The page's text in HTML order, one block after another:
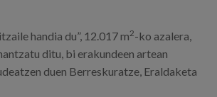
handia du”, 12.017 m2-ko azalera,
ditu, bi erakundeen artean
duen Berreskuratze, Eraldaketa